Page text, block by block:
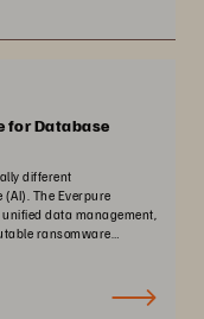
for Database
different
The Everpure
data management,
ransomware